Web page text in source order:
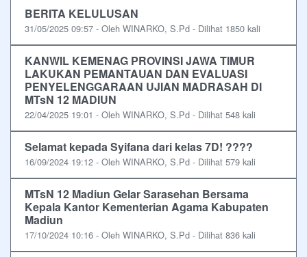
BERITA KELULUSAN
31/05/2025 09:57 - Oleh WINARKO, S.Pd - Dilihat 1850 kali
KANWIL KEMENAG PROVINSI JAWA TIMUR
LAKUKAN PEMANTAUAN DAN EVALUASI
PENYELENGGARAAN UJIAN MADRASAH DI
MTsN 12 MADIUN
22/04/2025 19:01 - Oleh WINARKO, S.Pd - Dilihat 548 kali
Selamat kepada Syifana dari kelas 7D! ????
16/09/2024 19:12 - Oleh WINARKO, S.Pd - Dilihat 579 kali
MTsN 12 Madiun Gelar Sarasehan Bersama
Kepala Kantor Kementerian Agama Kabupaten
Madiun
17/10/2024 10:16 - Oleh WINARKO, S.Pd - Dilihat 836 kali